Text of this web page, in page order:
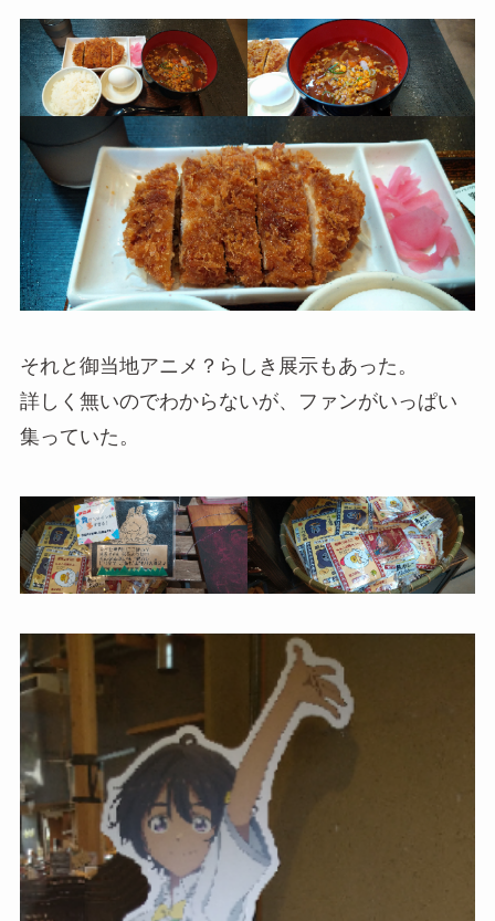
それと御当地アニメ？らしき展示もあった。
詳しく無いのでわからないが、ファンがいっぱい
集っていた。